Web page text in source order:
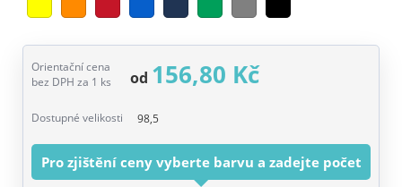
Orientační cena
bez DPH za 1 ks
od 156,80 Kč
Dostupné velikosti 98,5
Pro zjištění ceny vyberte barvu a zadejte počet